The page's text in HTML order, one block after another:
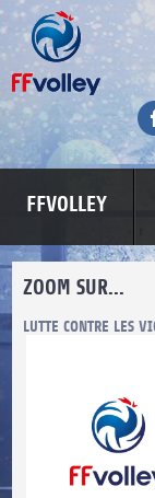
FFVOLLEY
ZOOM SUR...
LUTTE CONTRE LES